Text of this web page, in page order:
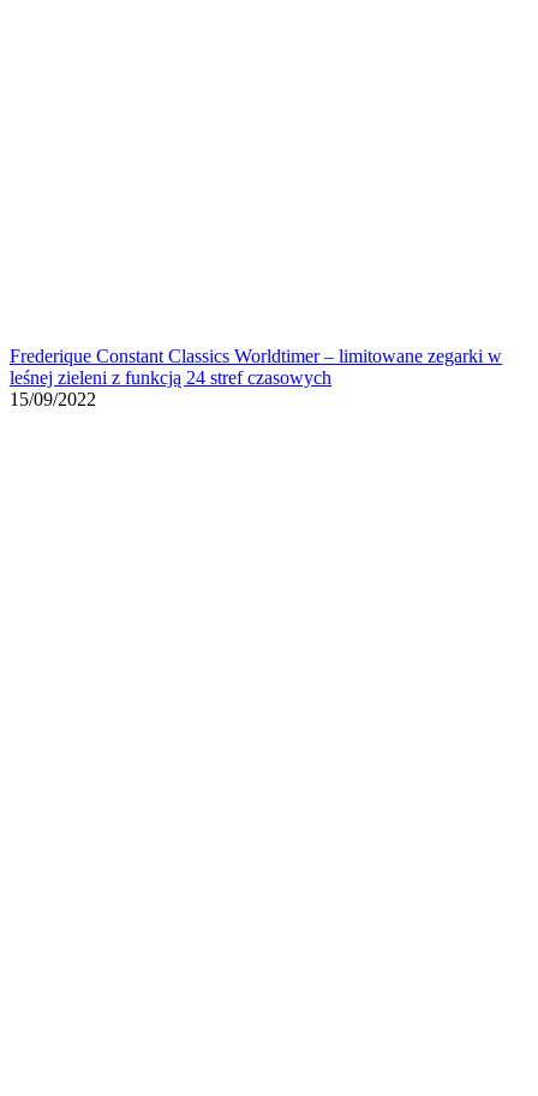
Frederique Constant Classics Worldtimer – limitowane zegarki w
leśnej zieleni z funkcją 24 stref czasowych
15/09/2022